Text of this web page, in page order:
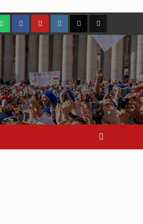
WhatsAppFacebookYoutubeInstagram
X TikTok